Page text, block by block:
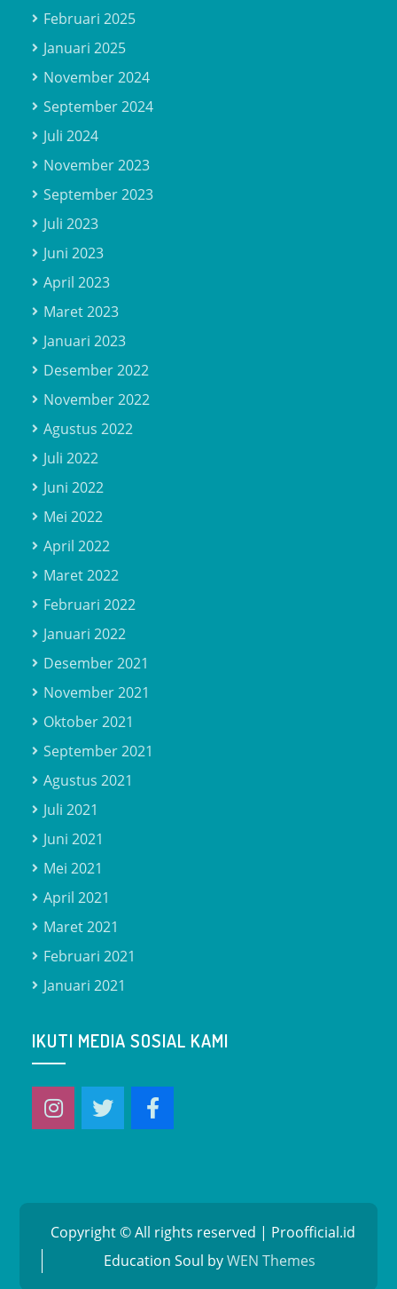
Februari 2025
Januari 2025
November 2024
September 2024
Juli 2024
November 2023
September 2023
Juli 2023
Juni 2023
April 2023
Maret 2023
Januari 2023
Desember 2022
November 2022
Agustus 2022
Juli 2022
Juni 2022
Mei 2022
April 2022
Maret 2022
Februari 2022
Januari 2022
Desember 2021
November 2021
Oktober 2021
September 2021
Agustus 2021
Juli 2021
Juni 2021
Mei 2021
April 2021
Maret 2021
Februari 2021
Januari 2021
IKUTI MEDIA SOSIAL KAMI
Copyright © All rights reserved | Proofficial.id
Education Soul byWEN Themes